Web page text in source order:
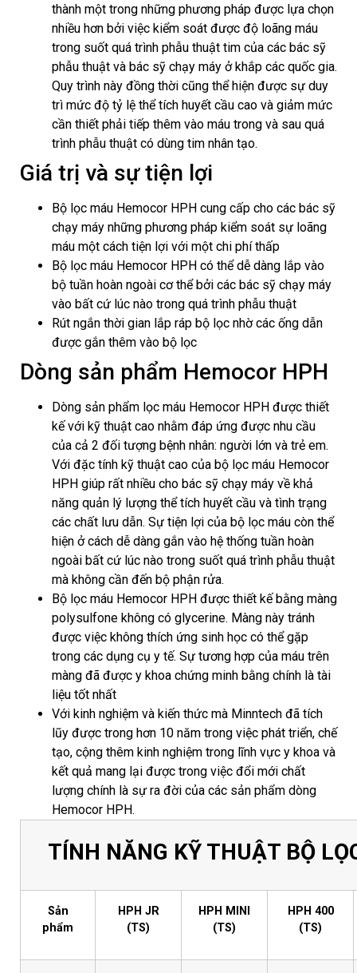
thành một trong những phương pháp được lựa chọn
nhiều hơn bởi việc kiểm soát được độ loãng máu
trong suốt quá trình phẫu thuật tim của các bác sỹ
phẫu thuật và bác sỹ chạy máy ở khắp các quốc gia.
Quy trình này đồng thời cũng thể hiện được sự duy
trì mức độ tỷ lệ thể tích huyết cầu cao và giảm mức
cần thiết phải tiếp thêm vào máu trong và sau quá
trình phẫu thuật có dùng tim nhân tạo.
Giá trị và sự tiện lợi
Bộ lọc máu Hemocor HPH cung cấp cho các bác sỹ
chạy máy những phương pháp kiểm soát sự loãng
máu một cách tiện lợi với một chi phí thấp
Bộ lọc máu Hemocor HPH có thể dễ dàng lắp vào
bộ tuần hoàn ngoài cơ thể bởi các bác sỹ chạy máy
vào bất cứ lúc nào trong quá trình phẫu thuật
Rút ngắn thời gian lắp ráp bộ lọc nhờ các ống dẫn
được gắn thêm vào bộ lọc
Dòng sản phẩm Hemocor HPH
Dòng sản phẩm lọc máu Hemocor HPH được thiết
kế với kỹ thuật cao nhằm đáp ứng được nhu cầu
của cả 2 đối tượng bệnh nhân: người lớn và trẻ em.
Với đặc tính kỹ thuật cao của bộ lọc máu Hemocor
HPH giúp rất nhiều cho bác sỹ chạy máy về khả
năng quản lý lượng thể tích huyết cầu và tình trạng
các chất lưu dẫn. Sự tiện lợi của bộ lọc máu còn thể
hiện ở cách dễ dàng gắn vào hệ thống tuần hoàn
ngoài bất cứ lúc nào trong suốt quá trình phẫu thuật
mà không cần đến bộ phận rửa.
Bộ lọc máu Hemocor HPH được thiết kế bằng màng
polysulfone không có glycerine. Màng này tránh
được việc không thích ứng sinh học có thể gặp
trong các dụng cụ y tế. Sự tương hợp của máu trên
màng đã được y khoa chứng minh bằng chính là tài
liệu tốt nhất
Với kinh nghiệm và kiến thức mà Minntech đã tích
lũy được trong hơn 10 năm trong việc phát triển, chế
tạo, cộng thêm kinh nghiệm trong lĩnh vực y khoa và
kết quả mang lại được trong việc đổi mới chất
lượng chính là sự ra đời của các sản phẩm dòng
Hemocor HPH.
TÍNH NĂNG KỸ THUẬT BỘ
Sản
phẩm
HPH JR
(TS)
HPH MINI
(TS)
HPH 400
(TS)